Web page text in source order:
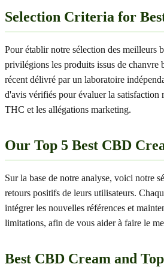
Selection Criteria for
Pour établir notre sélection des meilleurs
privilégions les produits issus de
récent délivré par un laboratoire
d'avis vérifiés pour évaluer la satisfaction
THC et les allégations marketing.
Our Top 5 Best CBD
Sur la base de notre analyse, voici notre
retours positifs de leurs utilisateurs.
intégrer les nouvelles références et
limitations, afin de vous aider à faire le
Best CBD Cream and